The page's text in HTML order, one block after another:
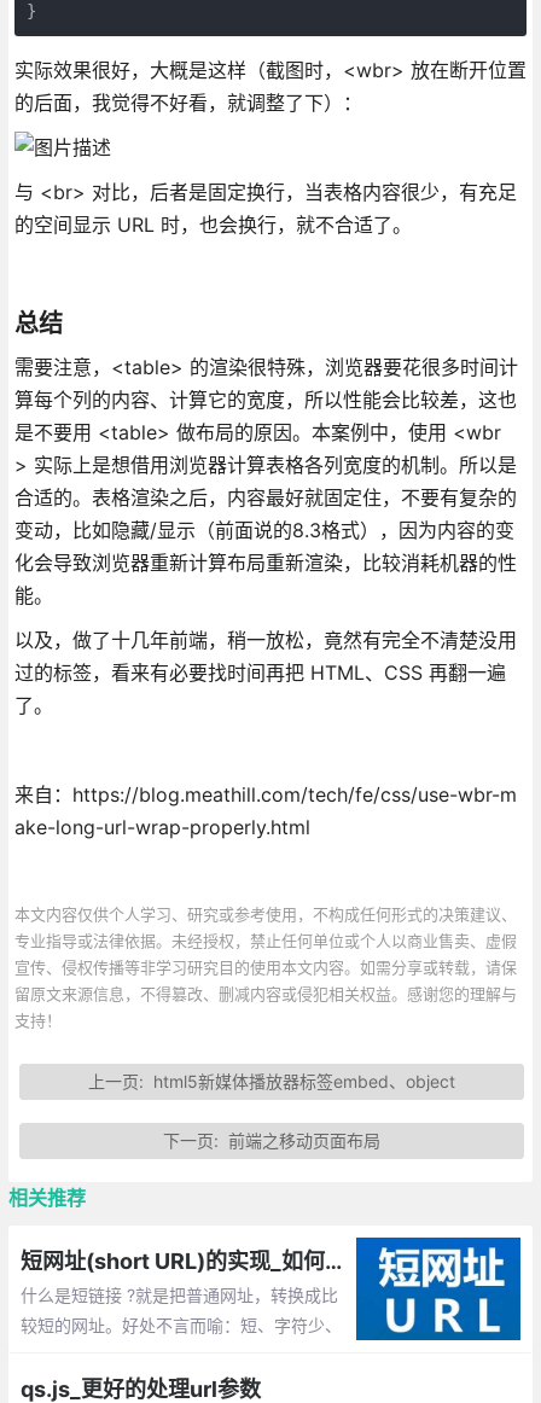
}
实际效果很好，大概是这样（截图时，<wbr> 放在断开位置
的后面，我觉得不好看，就调整了下）：
与 <br> 对比，后者是固定换行，当表格内容很少，有充足
的空间显示 URL 时，也会换行，就不合适了。
总结
需要注意，<table> 的渲染很特殊，浏览器要花很多时间计
算每个列的内容、计算它的宽度，所以性能会比较差，这也
是不要用 <table> 做布局的原因。本案例中，使用 <wbr
> 实际上是想借用浏览器计算表格各列宽度的机制。所以是
合适的。表格渲染之后，内容最好就固定住，不要有复杂的
变动，比如隐藏/显示（前面说的8.3格式），因为内容的变
化会导致浏览器重新计算布局重新渲染，比较消耗机器的性
能。
以及，做了十几年前端，稍一放松，竟然有完全不清楚没用
过的标签，看来有必要找时间再把 HTML、CSS 再翻一遍
了。
来自：https://blog.meathill.com/tech/fe/css/use-wbr-m
ake-long-url-wrap-properly.html
本文内容仅供个人学习、研究或参考使用，不构成任何形式的决策建议、
专业指导或法律依据。未经授权，禁止任何单位或个人以商业售卖、虚假
宣传、侵权传播等非学习研究目的使用本文内容。如需分享或转载，请保
留原文来源信息，不得篡改、删减内容或侵犯相关权益。感谢您的理解与
支持！
上一页: html5新媒体播放器标签embed、object
下一页: 前端之移动页面布局
相关推荐
短网址(short URL)的实现_如何生成短链接URL？
什么是短链接 ?就是把普通网址，转换成比
较短的网址。好处不言而喻：短、字符少、
生成足够短的字符串唯一ID呢？
qs.js_更好的处理url参数